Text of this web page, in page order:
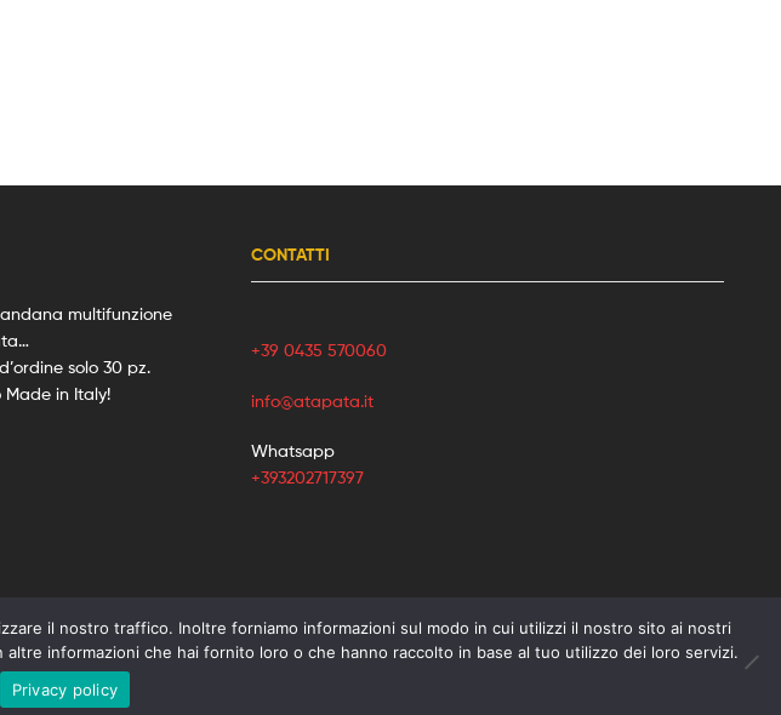
multifunzione
solo 30 pz.
in Italy!
CONTATTI
+39 0435 570060
info@atapata.it
Whatsapp
+393202717397
il nostro traffico. Inoltre forniamo informazioni sul modo in cui utilizzi il nostro sito ai nostri
informazioni che hai fornito loro o che hanno raccolto in base al tuo utilizzo dei loro servizi.
Privacy policy